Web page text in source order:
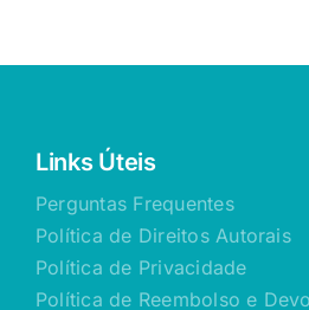
Links Úteis
Perguntas Frequentes
Política de Direitos Autorais
Política de Privacidade
Política de Reembolso e